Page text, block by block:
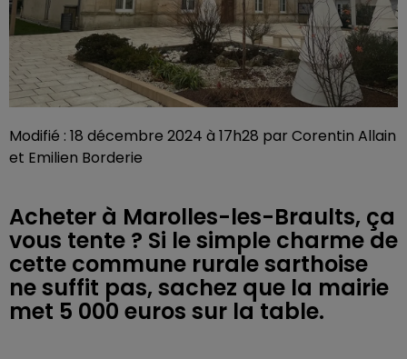
Modifié : 18 décembre 2024 à 17h28 par Corentin Allain
et Emilien Borderie
Acheter à Marolles-les-Braults, ça
vous tente ? Si le simple charme de
cette commune rurale sarthoise
ne suffit pas, sachez que la mairie
met 5 000 euros sur la table.